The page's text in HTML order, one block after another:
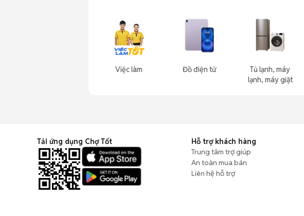
Việc làm Đồ điện tử
Tủ lạnh, máy
lạnh, máy giặt
Tải ứng dụng Chợ Tốt
Hỗ trợ khách hàng
Trung tâm trợ giúp
An toàn mua bán
Liên hệ hỗ trợ